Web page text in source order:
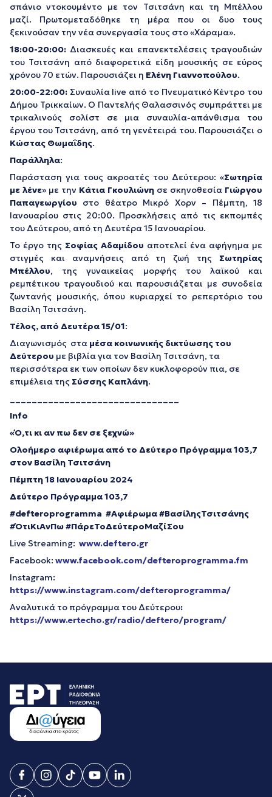
σπάνιο ντοκουμέντο με τον Τσιτσάνη και τη Μπέλλου
μαζί. Πρωτομεταδόθηκε τη μέρα που οι δυο τους
ξεκινούσαν την νέα συνεργασία τους στο «Χάραμα».
18:00-20:00: Διασκευές και επανεκτελέσεις τραγουδιών
του Τσιτσάνη από διαφορετικά είδη μουσικής σε εύρος
χρόνου 70 ετών. Παρουσιάζει η Ελένη Γιαννοπούλου.
20:00-22:00: Συναυλία live από το Πνευματικό Κέντρο του
Δήμου Τρικκαίων. Ο Παντελής Θαλασσινός συμπράττει με
τρικαλινούς σολίστ σε μια συναυλία-απάνθισμα του
έργου του Τσιτσάνη, από τη γενέτειρά του. Παρουσιάζει ο
Κώστας Θωμαΐδης.
Παράλληλα:
Παράσταση για τους ακροατές του Δεύτερου: «Σωτηρία
με λένε» με την Κάτια Γκουλιώνη σε σκηνοθεσία Γιώργου
Παπαγεωργίου στο θέατρο Μικρό Χορν – Πέμπτη, 18
Ιανουαρίου στις 20:00. Προσκλήσεις από τις εκπομπές
του Δεύτερου, από τη Δευτέρα 15 Ιανουαρίου.
Το έργο της Σοφίας Αδαμίδου αποτελεί ένα αφήγημα με
στιγμές και αναμνήσεις από τη ζωή της Σωτηρίας
Μπέλλου, της γυναικείας μορφής του λαϊκού και
ρεμπέτικου τραγουδιού και παρουσιάζεται με συνοδεία
ζωντανής μουσικής, όπου κυριαρχεί το ρεπερτόριο του
Βασίλη Τσιτσάνη.
Τέλος, από Δευτέρα 15/01:
Διαγωνισμός στα μέσα κοινωνικής δικτύωσης του
Δεύτερου με βιβλία για τον Βασίλη Τσιτσάνη, τα
περισσότερα εκ των οποίων δεν κυκλοφορούν πια, σε
επιμέλεια της Σύσσης Καπλάνη.
Info
«Ό,τι κι αν πω δεν σε ξεχνώ»
Oλοήμερο αφιέρωμα από το Δεύτερο Πρόγραμμα 103,7
στον Βασίλη Τσιτσάνη
Πέμπτη 18 Ιανουαρίου 2024
Δεύτερο Πρόγραμμα 103,7
#defteroprogramma #Αφιέρωμα #ΒασίληςΤσιτσάνης
#ΌτιΚιΑνΠω #ΠάρεΤοΔεύτεροΜαζίΣου
Live Streaming: www.deftero.gr
Facebook: www.facebook.com/defteroprogramma.fm
Instagram:
https://www.instagram.com/defteroprogramma/
Αναλυτικά το πρόγραμμα του Δεύτερου:
https://www.ertecho.gr/radio/deftero/program/